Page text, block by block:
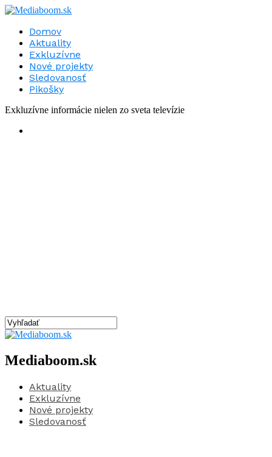
Domov
Aktuality
Exkluzívne
Nové projekty
Sledovanosť
Pikošky
Exkluzívne informácie nielen zo sveta televízie
Mediaboom.sk
Aktuality
Exkluzívne
Nové projekty
Sledovanosť